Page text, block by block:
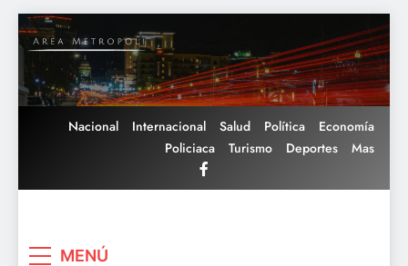
Saltar
al
contenido
Nacional Internacional Salud Política
Economía
Policiaca
Turismo Deportes Mas
MENÚ